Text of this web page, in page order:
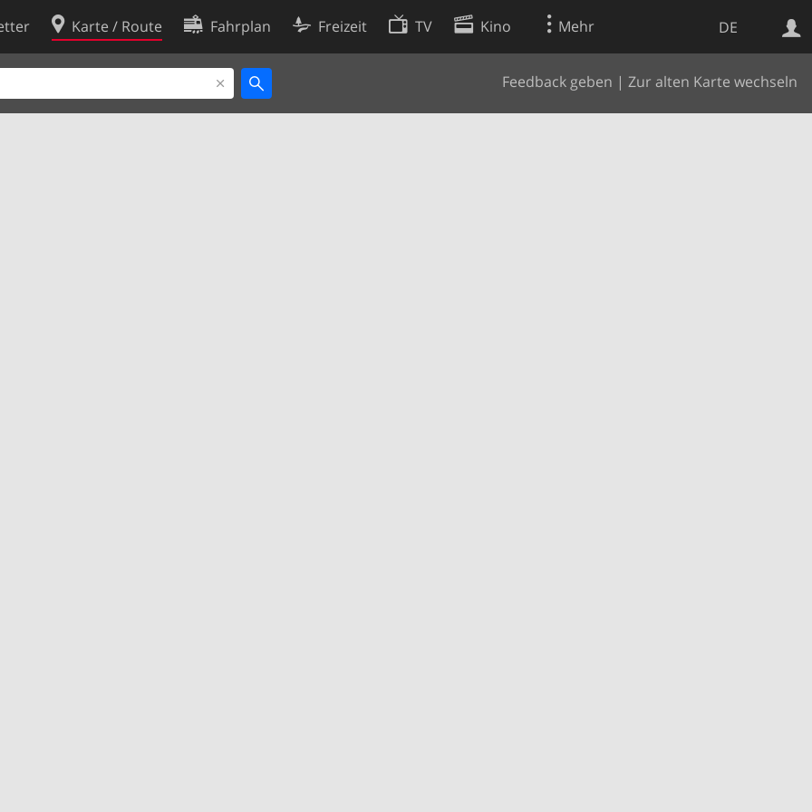
DE
Karte / Route Fahrplan Freizeit TV Kino Mehr
Feedback geben | Zur alten Karte wechseln
Websuche
Cookie-Richtlinie
Cookie-Einstellungen